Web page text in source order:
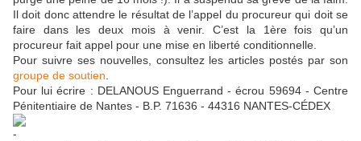
Il doit donc attendre le résultat de l’appel du procureur qui doit se
faire dans les deux mois à venir. C’est la 1ère fois qu’un
procureur fait appel pour une mise en liberté conditionnelle.
Pour suivre ses nouvelles, consultez les articles postés par son
groupe de soutien
Pour lui écrire : DELANOUS Enguerrand - écrou 59694 - Centre
Pénitentiaire de Nantes - B.P. 71636 - 44316 NANTES-CÉDEX